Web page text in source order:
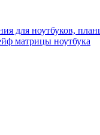
для ноутбуков,
матрицы ноутбука